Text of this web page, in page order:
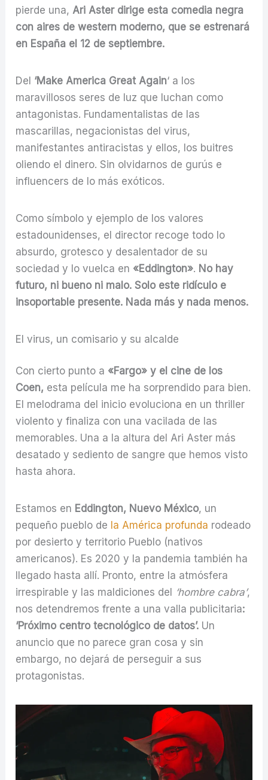
pierde una, Ari Aster dirige esta comedia negra
con aires de western moderno, que se estrenará
en España el 12 de septiembre.
Del ‘Make America Great Again‘ a los
maravillosos seres de luz que luchan como
antagonistas. Fundamentalistas de las
mascarillas, negacionistas del virus,
manifestantes antiracistas y ellos, los buitres
oliendo el dinero. Sin olvidarnos de gurús e
influencers de lo más exóticos.
Como símbolo y ejemplo de los valores
estadounidenses, el director recoge todo lo
absurdo, grotesco y desalentador de su
sociedad y lo vuelca en «Eddington». No hay
futuro, ni bueno ni malo. Solo este ridículo e
insoportable presente. Nada más y nada menos.
El virus, un comisario y su alcalde
Con cierto punto a «Fargo» y el cine de los
Coen, esta película me ha sorprendido para bien.
El melodrama del inicio evoluciona en un thriller
violento y finaliza con una vacilada de las
memorables. Una a la altura del Ari Aster más
desatado y sediento de sangre que hemos visto
hasta ahora.
Estamos en Eddington, Nuevo México, un
pequeño pueblo de la América profunda rodeado
por desierto y territorio Pueblo (nativos
americanos). Es 2020 y la pandemia también ha
llegado hasta allí. Pronto, entre la atmósfera
irrespirable y las maldiciones del
‘hombre cabra’,
nos detendremos frente a una valla publicitaria:
‘Próximo centro tecnológico de datos’. Un
anuncio que no parece gran cosa y sin
embargo, no dejará de perseguir a sus
protagonistas.